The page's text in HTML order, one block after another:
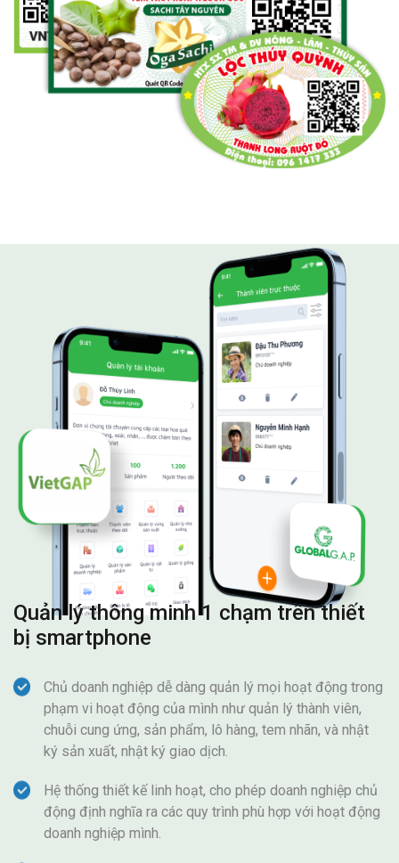
Quản lý thông minh 1 chạm trên thiết
bị smartphone
Chủ doanh nghiệp dễ dàng quản lý mọi hoạt động trong
phạm vi hoạt động của mình như quản lý thành viên,
chuỗi cung ứng, sản phẩm, lô hàng, tem nhãn, và nhật
ký sản xuất, nhật ký giao dịch.
Hệ thống thiết kế linh hoạt, cho phép doanh nghiệp chủ
động định nghĩa ra các quy trình phù hợp với hoạt động
doanh nghiệp mình.